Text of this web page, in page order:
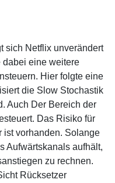
sich Netflix unverändert
dabei eine weitere
Hier folgte eine
die Slow Stochastik
Auch Der Bereich der
Das Risiko für
ist vorhanden. Solange
Aufwärtskanals aufhält,
zu rechnen.
Rücksetzer